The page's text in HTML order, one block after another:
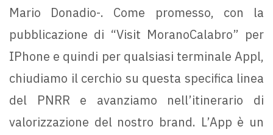
Mario Donadio-. Come promesso, con la
pubblicazione di “Visit MoranoCalabro” per
IPhone e quindi per qualsiasi terminale Appl,
chiudiamo il cerchio su questa specifica linea
del PNRR e avanziamo nell’itinerario di
valorizzazione del nostro brand. L’App è un